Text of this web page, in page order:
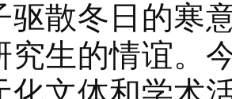
驱散冬日的寒
究生的情谊。